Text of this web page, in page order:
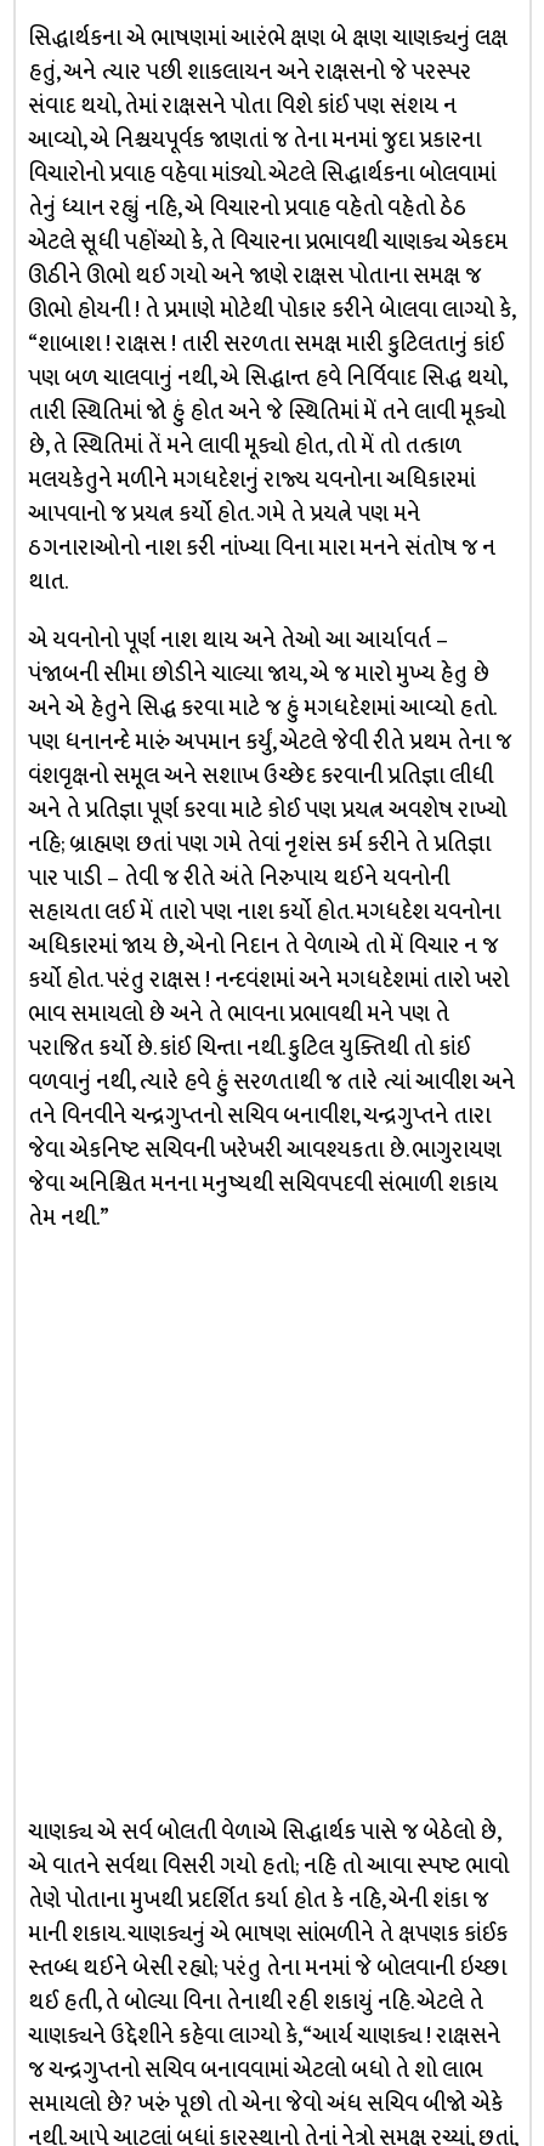
સિદ્ધાર્થકના એ ભાષણમાં આરંભે ક્ષણ બે ક્ષણ ચાણક્યનું લક્ષ
હતું, અને ત્યાર પછી શાકલાયન અને રાક્ષસનો જે પરસ્પર
સંવાદ થયો, તેમાં રાક્ષસને પોતા વિશે કાંઈ પણ સંશય ન
આવ્યો, એ નિશ્ચયપૂર્વક જાણતાં જ તેના મનમાં જુદા પ્રકારના
વિચારોનો પ્રવાહ વહેવા માંડ્યો. એટલે સિદ્ધાર્થકના બોલવામાં
તેનું ધ્યાન રહ્યું નહિ, એ વિચારનો પ્રવાહ વહેતો વહેતો ઠેઠ
એટલે સૂધી પહોંચ્યો કે, તે વિચારના પ્રભાવથી ચાણક્ય એકદમ
ઊઠીને ઊભો થઈ ગયો અને જાણે રાક્ષસ પોતાના સમક્ષ જ
ઊભો હોયની ! તે પ્રમાણે મોટેથી પોકાર કરીને બેાલવા લાગ્યો કે,
“શાબાશ ! રાક્ષસ ! તારી સરળતા સમક્ષ મારી કુટિલતાનું કાંઈ
પણ બળ ચાલવાનું નથી, એ સિદ્ધાન્ત હવે નિર્વિવાદ સિદ્ધ થયો,
તારી સ્થિતિમાં જો હું હોત અને જે સ્થિતિમાં મેં તને લાવી મૂક્યો
છે, તે સ્થિતિમાં તેં મને લાવી મૂક્યો હોત, તો મેં તો તત્કાળ
મલયકેતુને મળીને મગધદેશનું રાજ્ય યવનોના અધિકારમાં
આપવાનો જ પ્રયત્ન કર્યો હોત. ગમે તે પ્રયત્ને પણ મને
ઠગનારાઓનો નાશ કરી નાંખ્યા વિના મારા મનને સંતોષ જ ન
થાત.
એ યવનોનો પૂર્ણ નાશ થાય અને તેઓ આ આર્યાવર્ત –
પંજાબની સીમા છોડીને ચાલ્યા જાય, એ જ મારો મુખ્ય હેતુ છે
અને એ હેતુને સિદ્ધ કરવા માટે જ હું મગધદેશમાં આવ્યો હતો.
પણ ધનાનન્દે મારું અપમાન કર્યું, એટલે જેવી રીતે પ્રથમ તેના જ
વંશવૃક્ષનો સમૂલ અને સશાખ ઉચ્છેદ કરવાની પ્રતિજ્ઞા લીધી
અને તે પ્રતિજ્ઞા પૂર્ણ કરવા માટે કોઈ પણ પ્રયત્ન અવશેષ રાખ્યો
નહિ; બ્રાહ્મણ છતાં પણ ગમે તેવાં નૃશંસ કર્મ કરીને તે પ્રતિજ્ઞા
પાર પાડી – તેવી જ રીતે અંતે નિરુપાય થઈને યવનોની
સહાયતા લઈ મેં તારો પણ નાશ કર્યો હોત. મગધદેશ યવનોના
અધિકારમાં જાય છે, એનો નિદાન તે વેળાએ તો મેં વિચાર ન જ
કર્યો હોત. પરંતુ રાક્ષસ ! નન્દવંશમાં અને મગધદેશમાં તારો ખરો
ભાવ સમાયલો છે અને તે ભાવના પ્રભાવથી મને પણ તે
પરાજિત કર્યો છે. કાંઈ ચિન્તા નથી. કુટિલ યુક્તિથી તો કાંઈ
વળવાનું નથી, ત્યારે હવે હું સરળતાથી જ તારે ત્યાં આવીશ અને
તને વિનવીને ચન્દ્રગુપ્તનો સચિવ બનાવીશ, ચન્દ્રગુપ્તને તારા
જેવા એકનિષ્ટ સચિવની ખરેખરી આવશ્યકતા છે. ભાગુરાયણ
જેવા અનિશ્ચિત મનના મનુષ્યથી સચિવપદવી સંભાળી શકાય
તેમ નથી.”
ચાણક્ય એ સર્વ બોલતી વેળાએ સિદ્ધાર્થક પાસે જ બેઠેલો છે,
એ વાતને સર્વથા વિસરી ગયો હતો; નહિ તો આવા સ્પષ્ટ ભાવો
તેણે પોતાના મુખથી પ્રદર્શિત કર્યા હોત કે નહિ, એની શંકા જ
માની શકાય. ચાણક્યનું એ ભાષણ સાંભળીને તે ક્ષપણક કાંઈક
સ્તબ્ધ થઈને બેસી રહ્યો; પરંતુ તેના મનમાં જે બોલવાની ઇચ્છા
થઈ હતી, તે બોલ્યા વિના તેનાથી રહી શકાયું નહિ. એટલે તે
ચાણક્યને ઉદ્દેશીને કહેવા લાગ્યો કે, “આર્ય ચાણક્ય ! રાક્ષસને
જ ચન્દ્રગુપ્તનો સચિવ બનાવવામાં એટલો બધો તે શો લાભ
સમાયલો છે? ખરું પૂછો તો એના જેવો અંધ સચિવ બીજો એકે
નથી. આપે આટલાં બધાં કારસ્થાનો તેનાં નેત્રો સમક્ષ રચ્યાં, છતાં,